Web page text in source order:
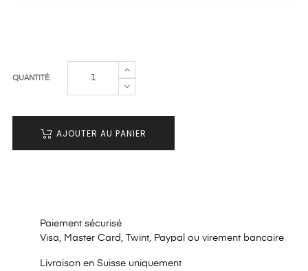
QUANTITÉ
AJOUTER AU PANIER
Paiement sécurisé
Visa, Master Card, Twint, Paypal ou virement bancaire
Livraison en Suisse uniquement